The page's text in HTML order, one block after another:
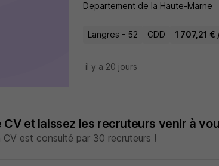
Departement de la Haute-Marne
Langres - 52 CDD 1 707,21 €
il y a 20 jours
CV et laissez les recruteurs venir à
CV est consulté par 30 recruteurs !